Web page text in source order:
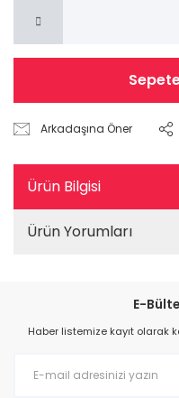
Arkadaşına Öner
Ürün Bilgisi
Ürün Yorumları
E-
Haber listemize kayıt olarak